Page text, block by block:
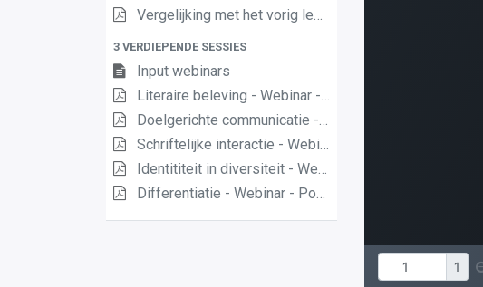
Vergelijking met het vorig leerplan Engels eerste graad A-stroom
3 VERDIEPENDE SESSIES
Input webinars
Literaire beleving - Webinar - PowerPoint met notities
Doelgerichte communicatie - Webinar - PowerPoint met notities (1)
Schriftelijke interactie - Webinar - PowerPoint met notities
Identititeit in diversiteit - Webinar - PowerPoint met notities
Differentiatie - Webinar - PowerPoint met notities